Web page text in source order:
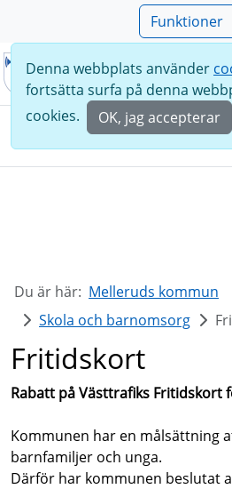
Funktioner
Denna webbplats använder
fortsätta surfa på denna
cookies.
OK, jag accepterar
Du är här: Melleruds kommun
Skola och barnomsorg
Fritidskort
Rabatt på Västtrafiks Fritidskort
Kommunen har en målsättning
barnfamiljer och unga.
Därför har kommunen beslutat